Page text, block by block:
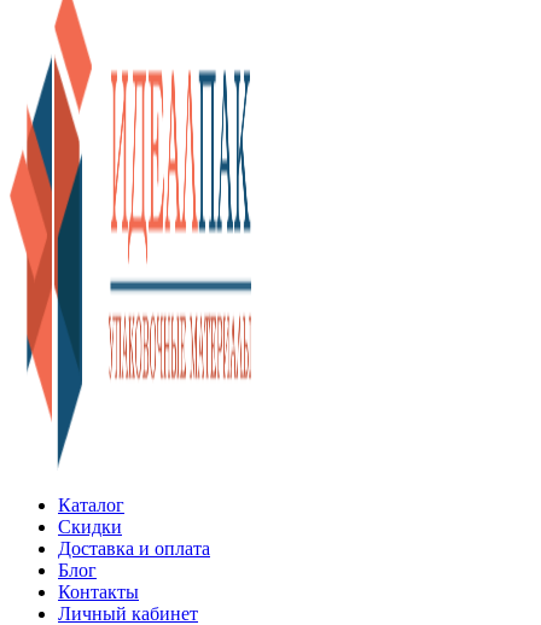
Каталог
Скидки
Доставка и оплата
Блог
Контакты
Личный кабинет